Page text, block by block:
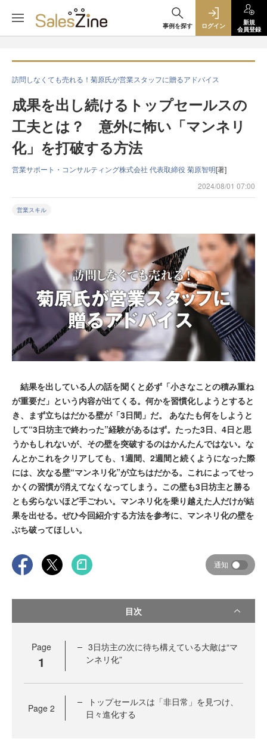
事例を探す ログイン
新規
会員登録
訪問しなくても売れる！菊原氏が営業スタッフに贈るアドバイス
成果を出し続けるトップセールスの
工夫とは？ 意外に怖い「マンネリ
化」を打破する方法
営業サポート・コンサルティング株式会社 代表取締役 菊原智明[著]
2024/08/01 07:00
営業スキル
結果を出している人の話を聞くと必ず「小さなことの積み重ね
が重要だ」という内容が出てくる。何かを習慣化しようとすると
き、まず立ちはだかる壁が「3日間」だ。 あなたも何をしようと
して“3日坊主で終わった”経験があるはず。たった3日、4日と思
うかもしれないが、その壁を突破するのはかんたんではない。な
んとかこれをクリアしても、1週間、2週間と続くようになった際
には、次なる壁“マンネリ化”が立ちはだかる。これによってせっ
かくの習慣が消えてなくなってしまう。この壁も3日坊主と勝る
とも劣らないほど手ごわい。マンネリ化を乗り越えた人だけが結
果を出せる。ぜひ今回紹介する方法を参考に、マンネリ化の壁を
ぶち破ってほしい。
通知
目次
Page
1
3日坊主の次に待ち構えている大敵は“マ
ンネリ化”
Page 2
トップセールスは「非日常」を見つけ、
日々進化する